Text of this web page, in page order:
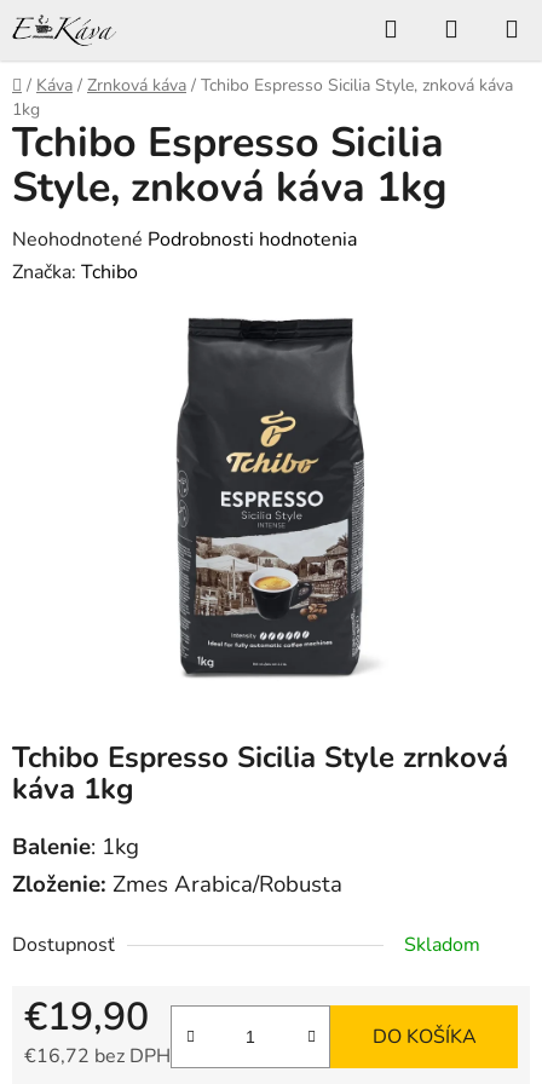
Prejsť
na
obsah
Hľadať
KOŠÍK
Domov
/ Káva / Zrnková káva / Tchibo Espresso Sicilia Style, znková káva
1kg
Tchibo Espresso Sicilia Style zrnková
káva 1kg
Balenie: 1kg
Zloženie: Zmes Arabica/Robusta
Dostupnosť Skladom
€19,90
€16,72 bez DPH
DO KOŠÍKA
Tchibo Espresso Sicilia
Style, znková káva 1kg
Priemerné
hodnotenie
Neohodnotené Podrobnosti hodnotenia
Značka: Tchibo